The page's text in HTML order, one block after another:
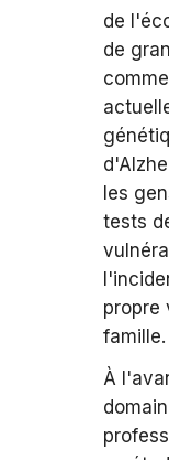
de
de
les
tests
propre
famille.
À